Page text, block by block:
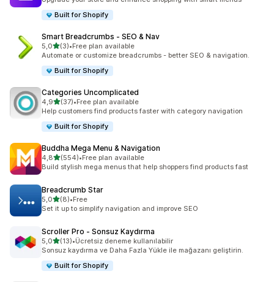
Built for Shopify
Smart Breadcrumbs ‑ SEO & Nav
5,05 yıldız üzerinden
(3)
toplam 3 değerlendirme
•Free plan available
Automate or customize breadcrumbs - better SEO & navigation.
Built for Shopify
Categories Uncomplicated
4,95 yıldız üzerinden
(37)
toplam 37 değerlendirme
•Free plan available
Help customers find products faster with category navigation
Built for Shopify
Buddha Mega Menu & Navigation
4,85 yıldız üzerinden
(554)
toplam 554 değerlendirme
•Free plan available
Build stylish mega menus that help shoppers find products fast
Breadcrumb Star
5,05 yıldız üzerinden
(8)
toplam 8 değerlendirme
•Free
Set it up to simplify navigation and improve SEO
Scroller Pro ‑ Sonsuz Kaydırma
5,05 yıldız üzerinden
(13)
toplam 13 değerlendirme
•Ücretsiz deneme kullanılabilir
Sonsuz kaydırma ve Daha Fazla Yükle ile mağazanı geliştirin.
Built for Shopify